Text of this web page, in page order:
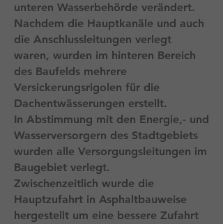
unteren Wasserbehörde verändert.
Nachdem die Hauptkanäle und auch
die Anschlussleitungen verlegt
waren, wurden im hinteren Bereich
des Baufelds mehrere
Versickerungsrigolen für die
Dachentwässerungen erstellt.
In Abstimmung mit den Energie,- und
Wasserversorgern des Stadtgebiets
wurden alle Versorgungsleitungen im
Baugebiet verlegt.
Zwischenzeitlich wurde die
Hauptzufahrt in Asphaltbauweise
hergestellt um eine bessere Zufahrt